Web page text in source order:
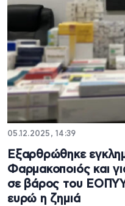
05.12.2025, 14:39
Εξαρθρώθηκε
Φαρμακοποιός και
σε βάρος του
ευρώ η ζημιά